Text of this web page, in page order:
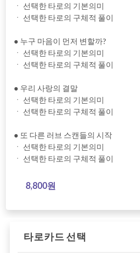
ㆍ 선택한 타로의 기본의미
ㆍ 선택한 타로의 구체적 풀이
● 누구 마음이 먼저 변할까?
ㆍ 선택한 타로의 기본의미
ㆍ 선택한 타로의 구체적 풀이
● 우리 사랑의 결말
ㆍ 선택한 타로의 기본의미
ㆍ 선택한 타로의 구체적 풀이
● 또 다른 러브 스캔들의 시작
ㆍ 선택한 타로의 기본의미
ㆍ 선택한 타로의 구체적 풀이
8,800원
타로카드 선택